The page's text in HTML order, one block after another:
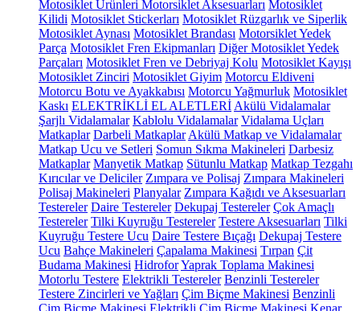
Motosiklet Ürünleri Motorsiklet Aksesuarları Motosiklet
Kilidi Motosiklet Stickerları Motosiklet Rüzgarlık ve Siperlik
Motosiklet Aynası Motosiklet Brandası Motorsiklet Yedek
Parça Motosiklet Fren Ekipmanları Diğer Motosiklet Yedek
Parçaları Motosiklet Fren ve Debriyaj Kolu Motosiklet Kayışı
Motosiklet Zinciri Motosiklet Giyim Motorcu Eldiveni
Motorcu Botu ve Ayakkabısı Motorcu Yağmurluk Motosiklet
Kaskı ELEKTRİKLİ EL ALETLERİ Akülü Vidalamalar
Şarjlı Vidalamalar Kablolu Vidalamalar Vidalama Uçları
Matkaplar Darbeli Matkaplar Akülü Matkap ve Vidalamalar
Matkap Ucu ve Setleri Somun Sıkma Makineleri Darbesiz
Matkaplar Manyetik Matkap Sütunlu Matkap Matkap Tezgahı
Kırıcılar ve Deliciler Zımpara ve Polisaj Zımpara Makineleri
Polisaj Makineleri Planyalar Zımpara Kağıdı ve Aksesuarları
Testereler Daire Testereler Dekupaj Testereler Çok Amaçlı
Testereler Tilki Kuyruğu Testereler Testere Aksesuarları Tilki
Kuyruğu Testere Ucu Daire Testere Bıçağı Dekupaj Testere
Ucu Bahçe Makineleri Çapalama Makinesi Tırpan Çit
Budama Makinesi HidroforYaprak Toplama Makinesi
Motorlu Testere Elektrikli Testereler Benzinli Testereler
Testere Zincirleri ve Yağları Çim Biçme Makinesi Benzinli
Çim Biçme Makinesi Elektrikli Çim Biçme Makinesi Kenar